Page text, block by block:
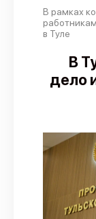
В рамках
в Туле
В
дело